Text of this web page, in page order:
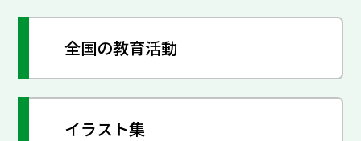
全国の教育活動
イラスト集